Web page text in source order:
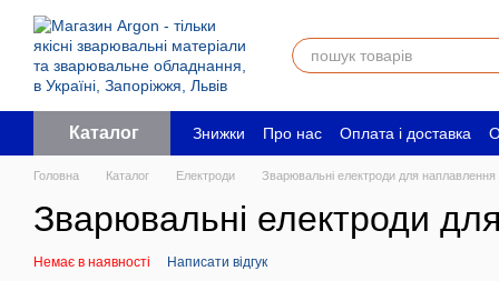
Перейти до основного контенту
Каталог Знижки Про нас Оплата і доставка
Угода користувача
Юридичним
Головна Каталог Електроди Зварювальні електроди для наплавлення
Зварювальні електроди
Немає в наявності Написати відгук